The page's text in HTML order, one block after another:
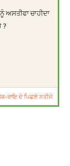
ਅਸਤੀਫਾ ਚਾਹੀਦਾ
?
ਰਾਇ ਦੇ ਪਿਛਲੇ ਨਤੀਜੇ